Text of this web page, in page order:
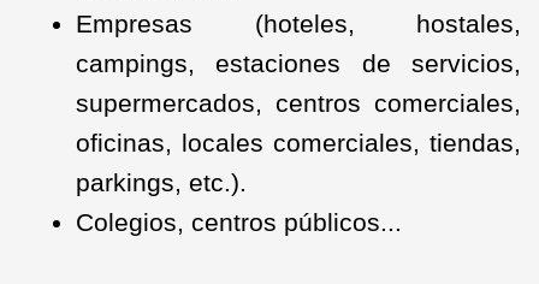
Empresas (hoteles, hostales,
campings, estaciones de servicios,
supermercados, centros comerciales,
oficinas, locales comerciales, tiendas,
parkings, etc.).
Colegios, centros públicos...